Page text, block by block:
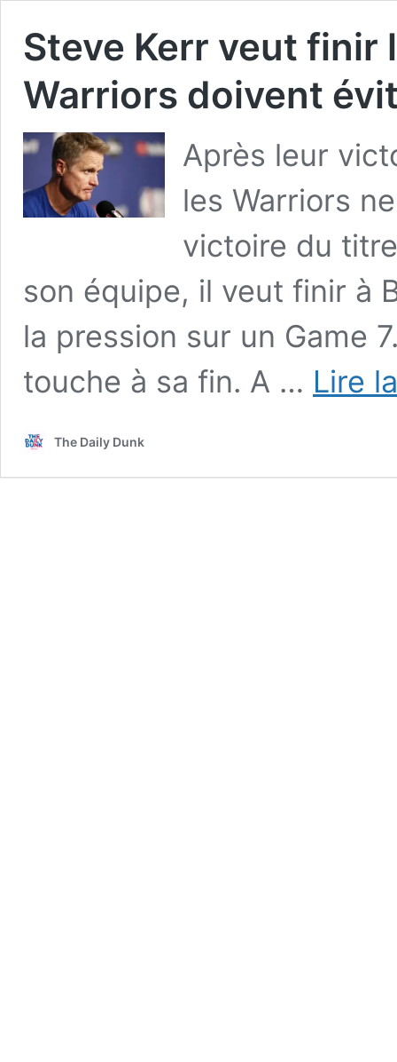
Steve Kerr veut finir
Warriors doivent
Après leur
les Warriors
victoire du
son équipe, il veut finir à
la pression sur un Game
touche à sa fin. A … Lire
The Daily Dunk